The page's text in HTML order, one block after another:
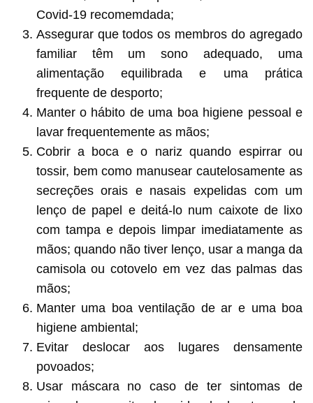
Covid-19 recomemdada;
Assegurar que todos os membros do agregado
familiar têm um sono adequado, uma
alimentação equilibrada e uma prática
frequente de desporto;
Manter o hábito de uma boa higiene pessoal e
lavar frequentemente as mãos;
Cobrir a boca e o nariz quando espirrar ou
tossir, bem como manusear cautelosamente as
secreções orais e nasais expelidas com um
lenço de papel e deitá-lo num caixote de lixo
com tampa e depois limpar imediatamente as
mãos; quando não tiver lenço, usar a manga da
camisola ou cotovelo em vez das palmas das
mãos;
Manter uma boa ventilação de ar e uma boa
higiene ambiental;
Evitar deslocar aos lugares densamente
povoados;
Usar máscara no caso de ter sintomas de